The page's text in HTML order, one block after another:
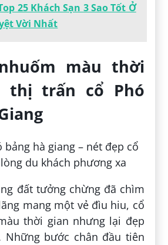
25 Khách Sạn 3 Sao Tốt Ở
Vời Nhất
màu thời
thị trấn cổ Phó
đất tưởng chừng đã chìm
mang một vẻ đìu hiu, cổ
thời gian nhưng lại đẹp
Những bước chân đầu tiên